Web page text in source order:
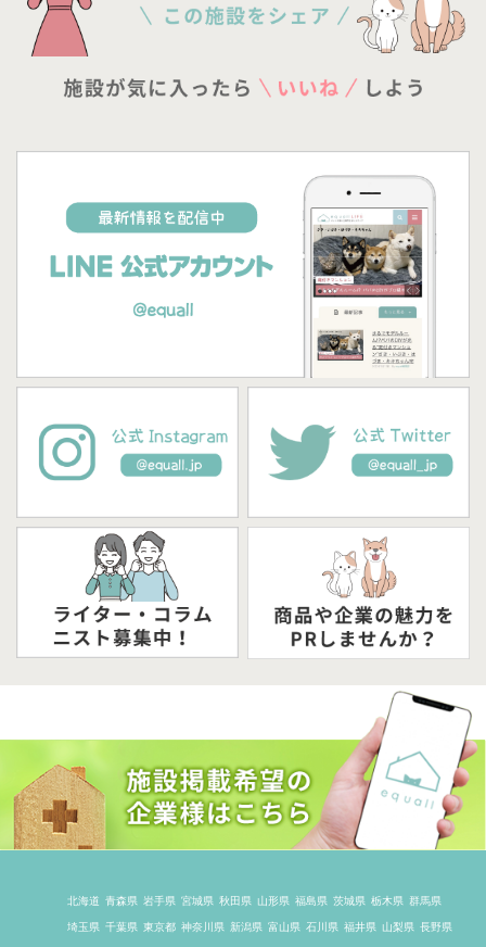
北海道 青森県 岩手県 宮城県 秋田県 山形県 福島県 茨城県 栃木県 群馬県
埼玉県 千葉県 東京都 神奈川県 新潟県 富山県 石川県 福井県 山梨県 長野県